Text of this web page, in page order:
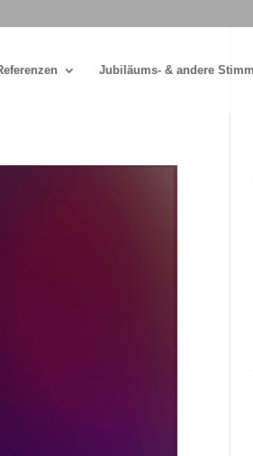
Jubiläums- & andere